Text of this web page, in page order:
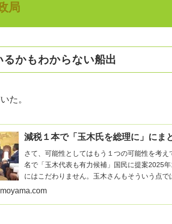
局
るかもわからない船出
た。
減税１本で「玉木氏を総理に」にま
さて、可能性としてはもう１つの可能性を考
名で「玉木代表も有力候補」国民に提案2025
にはこだわりません。玉木さんもそういう点で
あれば、我...